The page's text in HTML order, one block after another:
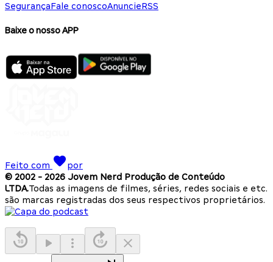
SegurançaFale conoscoAnuncieRSS
Baixe o nosso APP
Feito com
por
© 2002 - 2026 Jovem Nerd Produção de Conteúdo
LTDA.Todas as imagens de filmes, séries, redes sociais e etc.
são marcas registradas dos seus respectivos proprietários.